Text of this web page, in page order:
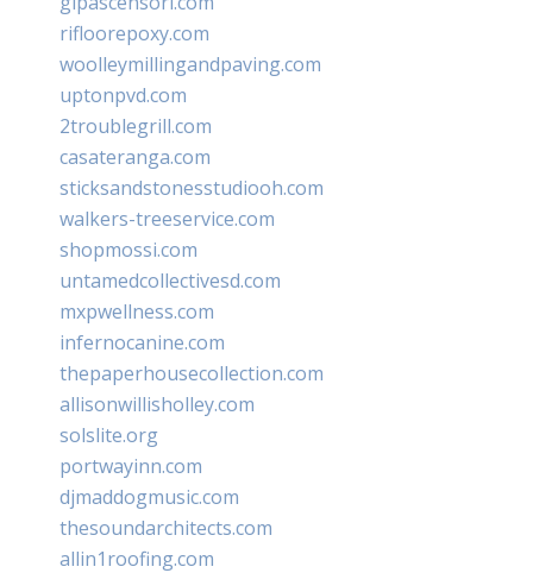
rifloorepoxy.com
woolleymillingandpaving.com
uptonpvd.com
2troublegrill.com
casateranga.com
sticksandstonesstudiooh.com
walkers-treeservice.com
shopmossi.com
untamedcollectivesd.com
mxpwellness.com
infernocanine.com
thepaperhousecollection.com
allisonwillisholley.com
solslite.org
portwayinn.com
djmaddogmusic.com
thesoundarchitects.com
allin1roofing.com